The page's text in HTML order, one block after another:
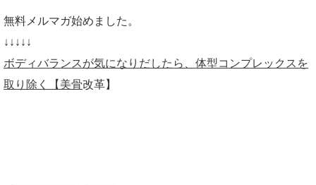
無料メルマガ始めました。
↓↓↓↓↓
ボディバランスが気になりだしたら、体型コンプレックスを
取り除く【美骨改革】